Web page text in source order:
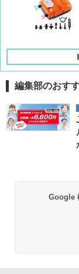
編集部のおす
Google